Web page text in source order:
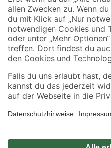
Jetzt die toom-App
Alle Preisangaben in EUR inkl. gesetzl.
Umständen nicht in allen Märkten verfügbar.
Produkte nur solange der Vorrat reicht.
*Paketversand ab 59 € versandkostenfrei, gilt
Privatsphäre